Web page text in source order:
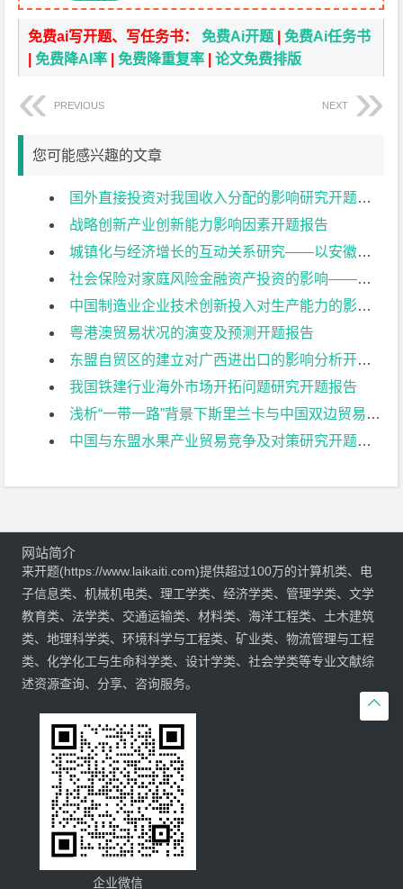
免费ai写开题、写任务书：免费Ai开题 |免费Ai任务书
|免费降AI率 |免费降重复率 |论文免费排版
PREVIOUS NEXT
您可能感兴趣的文章
国外直接投资对我国收入分配的影响研究开题报告
战略创新产业创新能力影响因素开题报告
城镇化与经济增长的互动关系研究——以安徽省2001-2015年数据为例开题报告
社会保险对家庭风险金融资产投资的影响——基于中国家庭金融调查（CHFS）2015的数据分析开题报告
中国制造业企业技术创新投入对生产能力的影响研究开题报告
粤港澳贸易状况的演变及预测开题报告
东盟自贸区的建立对广西进出口的影响分析开题报告
我国铁建行业海外市场开拓问题研究开题报告
浅析“一带一路”背景下斯里兰卡与中国双边贸易投资现状开题报告
中国与东盟水果产业贸易竞争及对策研究开题报告

网站简介
来开题(https://www.laikaiti.com)提供超过100万的计算机类、电
子信息类、机械机电类、理工学类、经济学类、管理学类、文学
教育类、法学类、交通运输类、材料类、海洋工程类、土木建筑
类、地理科学类、环境科学与工程类、矿业类、物流管理与工程
类、化学化工与生命科学类、设计学类、社会学类等专业文献综
述资源查询、分享、咨询服务。
企业微信